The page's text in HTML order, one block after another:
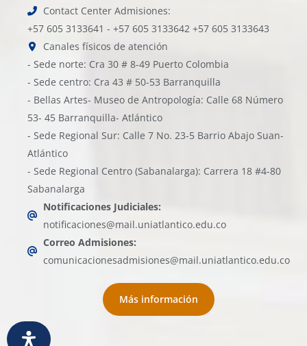
Contact Center Admisiones:
+57 605 3133641 - +57 605 3133642 +57 605 3133643
Canales físicos de atención
- Sede norte: Cra 30 # 8-49 Puerto Colombia
- Sede centro: Cra 43 # 50-53 Barranquilla
- Bellas Artes- Museo de Antropología: Calle 68 Número
53- 45 Barranquilla- Atlántico
- Sede Regional Sur: Calle 7 No. 23-5 Barrio Abajo Suan-
Atlántico
- Sede Regional Centro (Sabanalarga): Carrera 18 #4-80
Sabanalarga
Notificaciones Judiciales:
notificaciones@mail.uniatlantico.edu.co
Correo Admisiones:
comunicacionesadmisiones@mail.uniatlantico.edu.co
Más información